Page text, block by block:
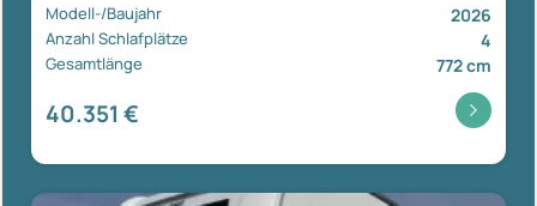
Modell-/Baujahr 2026
Anzahl Schlafplätze 4
Gesamtlänge 772 cm
40.351 €